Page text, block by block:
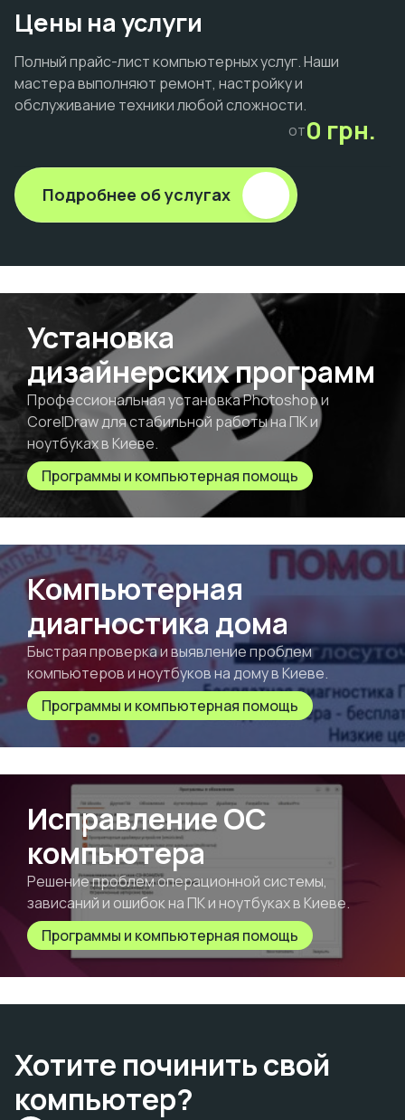
Цены на услуги
Полный прайс-лист компьютерных услуг. Наши
мастера выполняют ремонт, настройку и
обслуживание техники любой сложности.
от0 грн.
Подробнее об услугах
Установка
дизайнерских программ
Профессиональная установка Photoshop и
CorelDraw для стабильной работы на ПК и
ноутбуках в Киеве.
Программы и компьютерная помощь
Компьютерная
диагностика дома
Быстрая проверка и выявление проблем
компьютеров и ноутбуков на дому в Киеве.
Программы и компьютерная помощь
Исправление ОС
компьютера
Решение проблем операционной системы,
зависаний и ошибок на ПК и ноутбуках в Киеве.
Программы и компьютерная помощь
Хотите починить свой
компьютер?